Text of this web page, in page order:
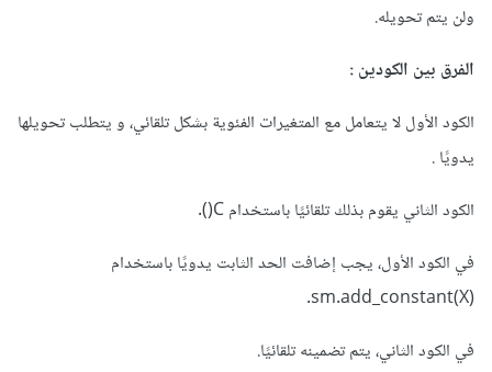
ولن يتم تحويله.
الفرق بين الكودين
الكود الأول لا يتعامل مع المتغيرات الفئوية بشكل تلقائي، و يتطلب تحويلها
يدويًا .
الكود الثاني يقوم بذلك تلقائيًا باستخدام C().
في الكود الأول، يجب إضافت الحد الثابت يدويًا باستخدام
sm.add_constant(X).
في الكود الثاني، يتم تضمينه تلقائيًا.